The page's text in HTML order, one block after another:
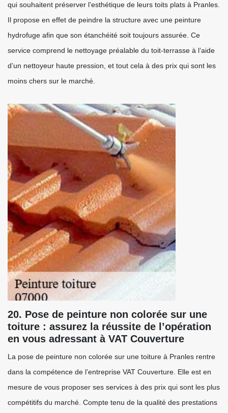
qui souhaitent préserver l’esthétique de leurs toits plats à Pranles.
Il propose en effet de peindre la structure avec une peinture
hydrofuge afin que son étanchéité soit toujours assurée. Ce
service comprend le nettoyage préalable du toit-terrasse à l’aide
d’un nettoyeur haute pression, et tout cela à des prix qui sont les
moins chers sur le marché.
20. Pose de peinture non colorée sur une
toiture : assurez la réussite de l’opération
en vous adressant à VAT Couverture
La pose de peinture non colorée sur une toiture à Pranles rentre
dans la compétence de l’entreprise VAT Couverture. Elle est en
mesure de vous proposer ses services à des prix qui sont les plus
compétitifs du marché. Compte tenu de la qualité des prestations